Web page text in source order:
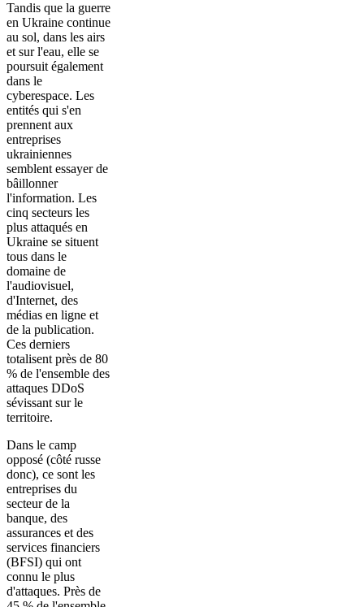
Tandis que la guerre
en Ukraine continue
au sol, dans les airs
et sur l'eau, elle se
poursuit également
dans le
cyberespace. Les
entités qui s'en
prennent aux
entreprises
ukrainiennes
semblent essayer de
bâillonner
l'information. Les
cinq secteurs les
plus attaqués en
Ukraine se situent
tous dans le
domaine de
l'audiovisuel,
d'Internet, des
médias en ligne et
de la publication.
Ces derniers
totalisent près de 80
% de l'ensemble des
attaques DDoS
sévissant sur le
territoire.
Dans le camp
opposé (côté russe
donc), ce sont les
entreprises du
secteur de la
banque, des
assurances et des
services financiers
(BFSI) qui ont
connu le plus
d'attaques. Près de